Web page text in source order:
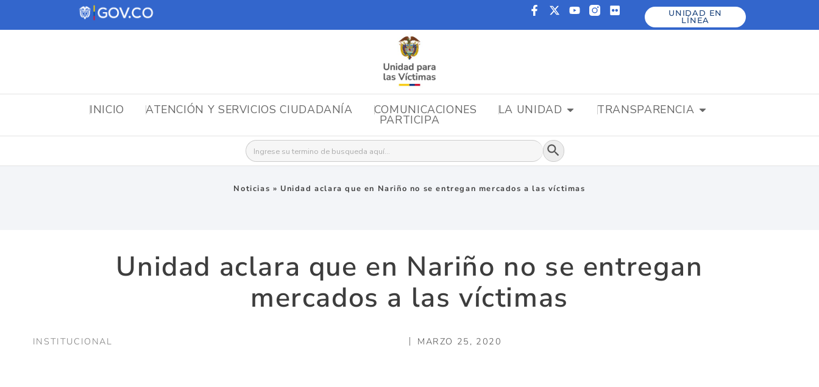
UNIDAD EN
LÍNEA
INICIO ATENCIÓN Y SERVICIOS CIUDADANÍA COMUNICACIONES LA UNIDAD TRANSPARENCIA
PARTICIPA
Buscar: Botón de búsqueda
Noticias » Unidad aclara que en Nariño no se entregan mercados a las víctimas
Unidad aclara que en Nariño no se entregan
mercados a las víctimas
INSTITUCIONAL MARZO 25, 2020